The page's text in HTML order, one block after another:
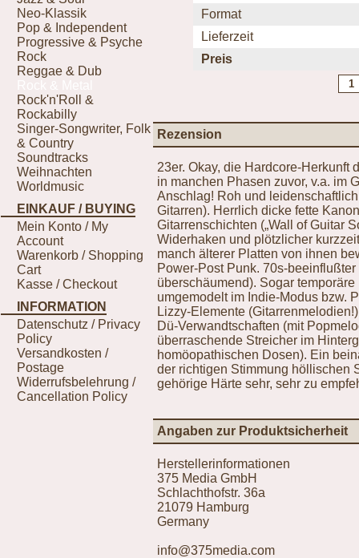
Neo-Klassik
Pop & Independent
Progressive & Psyche
Rock
Reggae & Dub
Rock'n'Roll &
Rockabilly
Singer-Songwriter, Folk
& Country
Soundtracks
Weihnachten
Worldmusic
EINKAUF / BUYING
Mein Konto / My
Account
Warenkorb / Shopping
Cart
Kasse / Checkout
INFORMATION
Datenschutz / Privacy
Policy
Versandkosten /
Postage
Widerrufsbelehrung /
Cancellation Policy
Format
Lieferzeit
Preis
Rezension
23er. Okay, die Hardcore-Herkunft
in manchen Phasen zuvor, v.a. im
Anschlag! Roh und
Gitarren). Herrlich dicke fette
Gitarrenschichten („Wall of Guitar
Widerhaken und plötzlicher
manch älterer Platten von ihnen
Power-Post Punk. 70s-
überschäumend). Sogar
umgemodelt im Indie-Modus bzw.
Lizzy-Elemente
Dü-Verwandtschaften (mit
überraschende Streicher im
homöopathischen Dosen). Ein
der richtigen Stimmung höllischen
gehörige Härte sehr, sehr zu
Angaben zur Produktsicherheit
Herstellerinformationen
375 Media GmbH
Schlachthofstr. 36a
21079 Hamburg
Germany
info@375media.com